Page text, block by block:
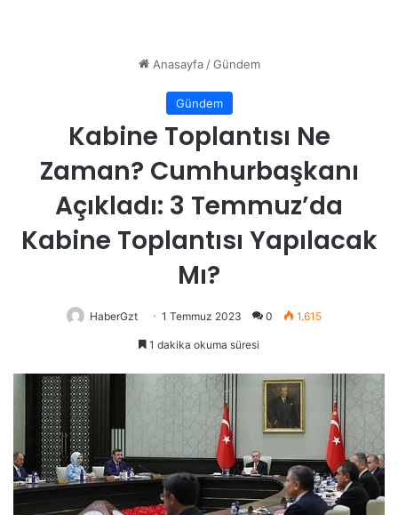
Anasayfa / Gündem
Gündem
Kabine Toplantısı Ne
Zaman? Cumhurbaşkanı
Açıkladı: 3 Temmuz’da
Kabine Toplantısı Yapılacak
Mı?
HaberGzt 1 Temmuz 2023 0 1.615
1 dakika okuma süresi